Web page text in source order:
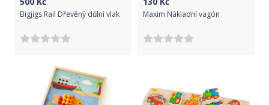
Bigjigs Rail Dřevěný důlní vlak Maxim Nákladní vagón